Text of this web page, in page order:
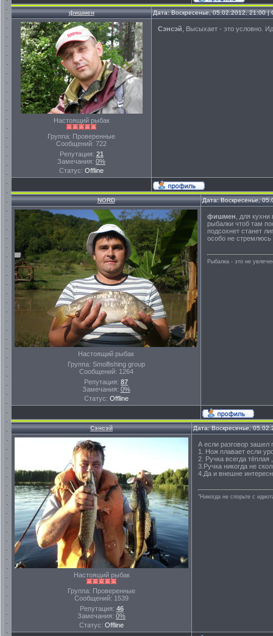
фишмен Дата: Воскресенье, 05.02.2012, 21:00
Настоящий рыбак
Группа: Проверенные
Сообщений: 722
Репутация: 21
Замечания: 0%
Статус: Offline
Сэнсэй , Высыхает - это условно.
NORD Дата: Воскресенье,
Настоящий рыбак
Группа: Smolfishing group
Сообщений: 1264
Репутация: 87
Замечания: 0%
Статус: Offline
фишмен , для
рыбалки чтоб там
подсохнет станет
особо не
Рыбалка - это не
Сэнсэй Дата: Воскресенье,
Настоящий рыбак
Группа: Проверенные
Сообщений: 1539
Репутация: 46
Замечания: 0%
Статус: Offline
А если разговор зашел
1. Нож плавает если
2. Ручка всегда
3.Ручка никогда не
4.Да и внешне
"Никогда не спорьте с